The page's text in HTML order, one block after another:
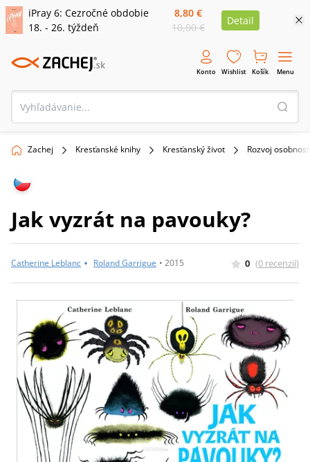
iPray 6: Cezročné obdobie
18. - 26. týždeň
8,80 €
10,00 €
Detail
Konto Wishlist Košík Menu
Zachej Kresťanské knihy Kresťanský život Rozvoj
Jak vyzrát na pavouky?
Catherine Leblanc • Roland Garrigue • 2015 0 (0 recenzií)